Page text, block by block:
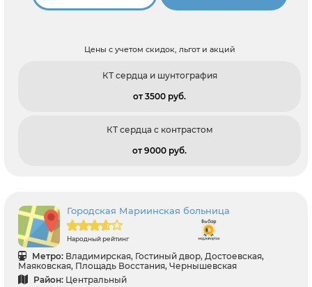
Цены с учетом скидок, льгот и акций
КТ сердца и шунтография
от 3500 pуб.
КТ сердца с контрастом
от 9000 pуб.
Городская Мариинская больница
Народный рейтинг
Метро: Владимирская, Гостиный двор, Достоевская,
Маяковская, Площадь Восстания, Чернышевская
Район: Центральный